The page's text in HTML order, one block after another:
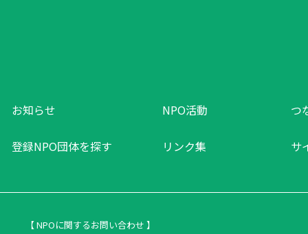
お知らせ NPO活動 つ
登録NPO団体を探す リンク集 サ
【 NPOに関するお問い合わせ 】